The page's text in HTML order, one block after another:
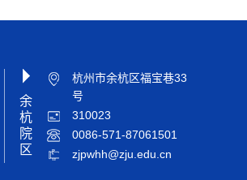
余
杭
院
区
杭州市余杭区福宝巷33
号
310023
0086-571-87061501
zjpwhh@zju.edu.cn